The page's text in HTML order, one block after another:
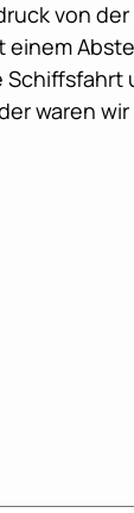
von
waren